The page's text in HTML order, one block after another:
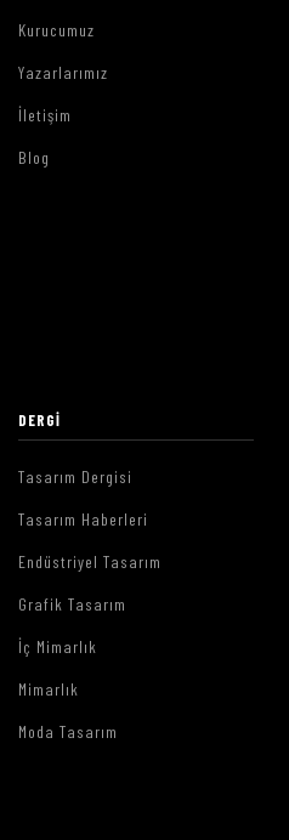
Kurucumuz
Yazarlarımız
İletişim
Blog
DERGI
Tasarım Dergisi
Tasarım Haberleri
Endüstriyel Tasarım
Grafik Tasarım
İç Mimarlık
Mimarlık
Moda Tasarım